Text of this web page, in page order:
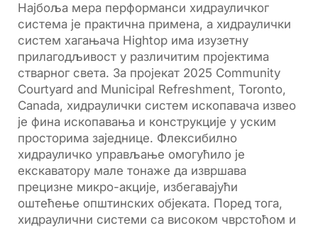
Најбоља мера перформанси хидрауличког
система је практична примена, а хидраулички
систем хагањача Hightop има изузетну
прилагодљивост у различитим пројектима
стварног света. За пројекат 2025 Community
Courtyard and Municipal Refreshment, Toronto,
Canada, хидраулички систем ископавача извео
је фина ископавања и конструкције у уским
просторима заједнице. Флексибилно
хидрауличко управљање омогућило је
екскаватору мале тонаже да извршава
прецизне микро-акције, избегавајући
оштећење општинских објеката. Поред тога,
хидраулични системи са високом чврстоћом и